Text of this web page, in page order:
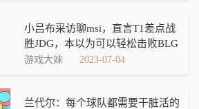
小吕布采访聊msi，直言T1差点战
胜JDG，本以为可以轻松击败BLG
游戏大妹 2023-07-04
兰代尔：每个球队都需要干脏活的